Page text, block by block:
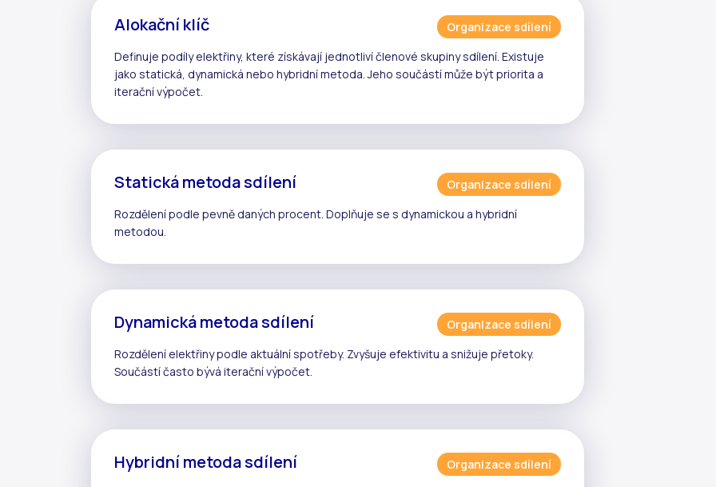
Alokační klíč
Organizace sdílení
Definuje podíly elektřiny, které získávají jednotliví členové skupiny sdílení. Existuje
jako statická, dynamická nebo hybridní metoda. Jeho součástí může být priorita a
iteračnívýpočet.
Statická metoda sdílení
Organizace sdílení
Rozdělení podle pevně daných procent. Doplňuje se s dynamickou a hybridní
metodou.
Dynamická metoda sdílení
Organizace sdílení
Rozdělení elektřiny podle aktuální spotřeby. Zvyšuje efektivitu a snižuje přetoky.
Součástí často bývá iterační výpočet.
Hybridní metoda sdílení
Organizace sdílení